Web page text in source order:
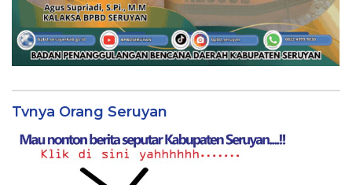
Tvnya Orang Seruyan